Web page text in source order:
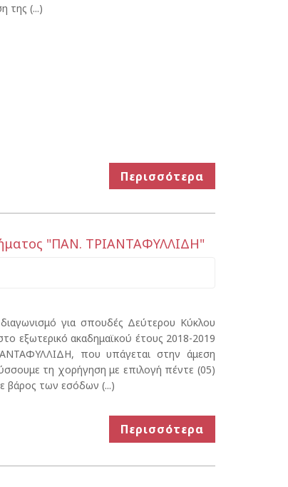
της (...)
Περισσότερα
"ΠΑΝ. ΤΡΙΑΝΤΑΦΥΛΛΙΔΗ"
για σπουδές Δεύτερου Κύκλου
εξωτερικό ακαδημαϊκού έτους 2018-2019
που υπάγεται στην άμεση
τη χορήγηση με επιλογή πέντε (05)
βάρος των εσόδων (...)
Περισσότερα